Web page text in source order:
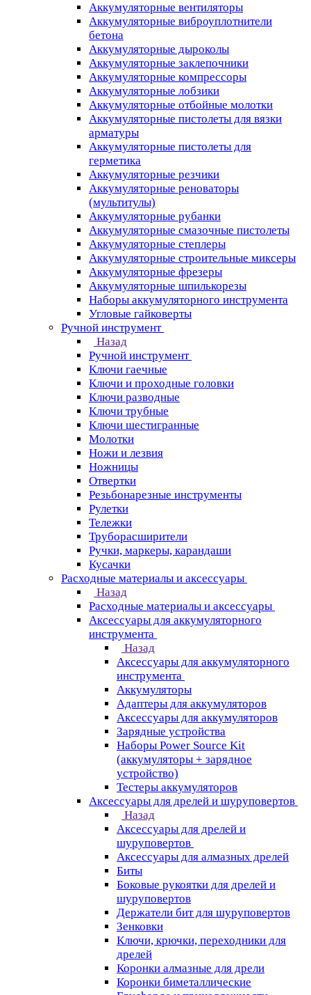
Аккумуляторные вентиляторы
Аккумуляторные виброуплотнители
бетона
Аккумуляторные дыроколы
Аккумуляторные заклепочники
Аккумуляторные компрессоры
Аккумуляторные лобзики
Аккумуляторные отбойные молотки
Аккумуляторные пистолеты для вязки
арматуры
Аккумуляторные пистолеты для
герметика
Аккумуляторные резчики
Аккумуляторные реноваторы
(мультитулы)
Аккумуляторные рубанки
Аккумуляторные смазочные пистолеты
Аккумуляторные степлеры
Аккумуляторные строительные миксеры
Аккумуляторные фрезеры
Аккумуляторные шпилькорезы
Наборы аккумуляторного инструмента
Угловые гайковерты
Ручной инструмент
Назад
Ручной инструмент
Ключи гаечные
Ключи и проходные головки
Ключи разводные
Ключи трубные
Ключи шестигранные
Молотки
Ножи и лезвия
Ножницы
Отвертки
Резьбонарезные инструменты
Рулетки
Тележки
Труборасширители
Ручки, маркеры, карандаши
Кусачки
Расходные материалы и аксессуары
Назад
Расходные материалы и аксессуары
Аксессуары для аккумуляторного
инструмента
Назад
Аксессуары для аккумуляторного
инструмента
Aккумуляторы
Адаптеры для аккумуляторов
Аксессуары для аккумуляторов
Зарядные устройства
Наборы Power Source Kit
(аккумуляторы + зарядное
устройство)
Тестеры аккумуляторов
Аксессуары для дрелей и шуруповертов
Назад
Аксессуары для дрелей и
шуруповертов
Аксессуары для алмазных дрелей
Биты
Боковые рукоятки для дрелей и
шуруповертов
Держатели бит для шуруповертов
Зенковки
Ключи, крючки, переходники для
дрелей
Коронки алмазные для дрели
Коронки биметаллические